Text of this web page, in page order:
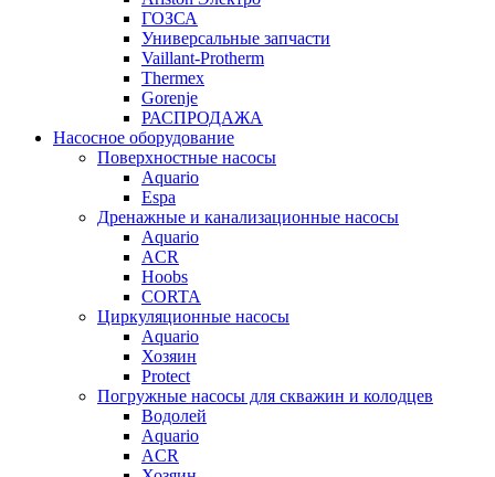
ГОЗСА
Универсальные запчасти
Vaillant-Protherm
Thermex
Gorenje
РАСПРОДАЖА
Насосное оборудование
Поверхностные насосы
Aquario
Espa
Дренажные и канализационные насосы
Aquario
ACR
Hoobs
CORTA
Циркуляционные насосы
Aquario
Хозяин
Protect
Погружные насосы для скважин и колодцев
Водолей
Aquario
ACR